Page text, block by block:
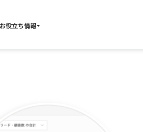
お役立ち情報